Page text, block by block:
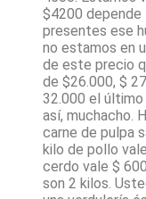
$4200 depende
presentes ese
no estamos en
de este precio
de $26.000, $
32.000 el último
así, muchacho.
carne de pulpa
kilo de pollo
cerdo vale $
son 2 kilos.